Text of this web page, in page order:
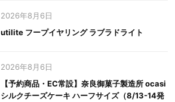
2026年8月6日
utilite フープイヤリング ラブラドライト
2026年8月6日
【予約商品・EC常設】奈良御菓子製造所 ocasi
シルクチーズケーキ ハーフサイズ（8/13-14発